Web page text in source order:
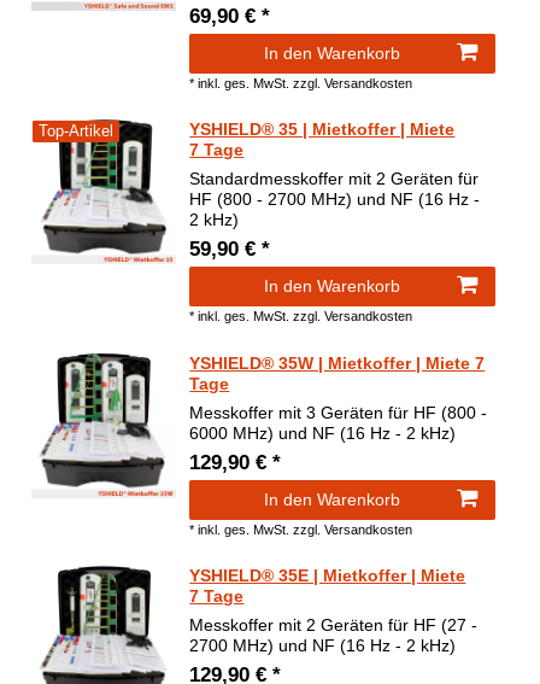
69,90 € *
In den Warenkorb
*inkl. ges. MwSt. zzgl.Versandkosten
Top-Artikel
YSHIELD® 35 | Mietkoffer | Miete
7 Tage
Standardmesskoffer mit 2 Geräten für
HF (800 - 2700 MHz) und NF (16 Hz -
2 kHz)
59,90 € *
In den Warenkorb
*inkl. ges. MwSt. zzgl.Versandkosten
YSHIELD® 35W | Mietkoffer | Miete 7
Tage
Messkoffer mit 3 Geräten für HF (800 -
6000 MHz) und NF (16 Hz - 2 kHz)
129,90 € *
In den Warenkorb
*inkl. ges. MwSt. zzgl.Versandkosten
YSHIELD® 35E | Mietkoffer | Miete
7 Tage
Messkoffer mit 2 Geräten für HF (27 -
2700 MHz) und NF (16 Hz - 2 kHz)
129,90 € *